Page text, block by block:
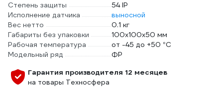
Степень защиты
54 IP
Исполнение датчика
выносной
Вес нетто
0.1 кг
Габариты без упаковки
100х100х50 мм
Рабочая температура
от -45 до +50 °С
Модельный ряд
ФР
Гарантия производителя 12 месяцев
на товары Техносфера